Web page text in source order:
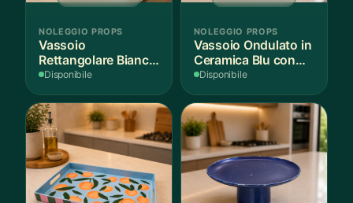
NOLEGGIO PROPS
Vassoio
Rettangolare Bianco
per Scenografie
Disponibile
NOLEGGIO PROPS
Vassoio Ondulato in
Ceramica Blu con
Bordo Dorato
Disponibile